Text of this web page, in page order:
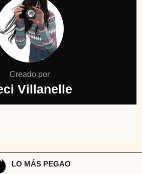
Creado por
Villanelle
LO MÁS PEGAO